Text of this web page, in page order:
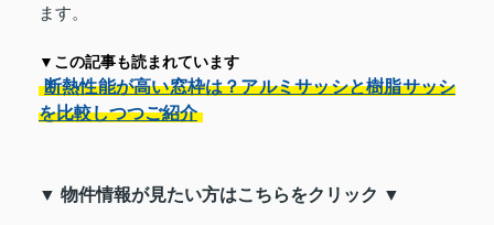
ます。
▼この記事も読まれています
断熱性能が高い窓枠は？アルミサッシと樹脂サッシ
を比較しつつご紹介
▼ 物件情報が見たい方はこちらをクリック ▼